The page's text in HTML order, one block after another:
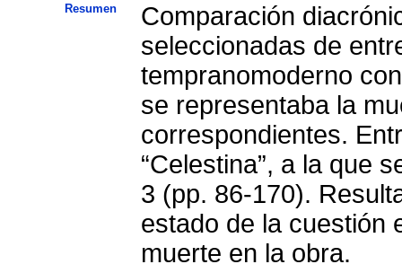
Resumen
Comparación
seleccionadas de
tempranomoderno
se representaba la
correspondientes.
“Celestina”, a la que
3 (pp. 86-170).
estado de la cuestión
muerte en la obra.